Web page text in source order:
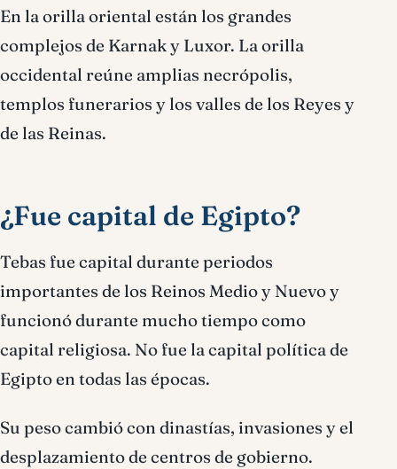
En la orilla oriental están los grandes
complejos de Karnak y Luxor. La orilla
occidental reúne amplias necrópolis,
templos funerarios y los valles de los Reyes y
de las Reinas.
¿Fue capital de Egipto?
Tebas fue capital durante periodos
importantes de los Reinos Medio y Nuevo y
funcionó durante mucho tiempo como
capital religiosa. No fue la capital política de
Egipto en todas las épocas.
Su peso cambió con dinastías, invasiones y el
desplazamiento de centros de gobierno.